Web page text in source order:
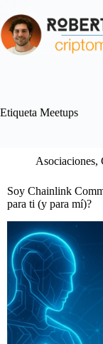
al
contenido
Etiqueta Meetups
Asociaciones,
Soy Chainlink
para ti (y para mí)?